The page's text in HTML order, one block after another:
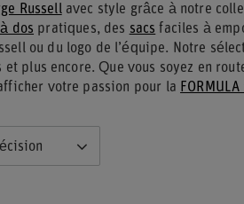
Russellavec style grâce à notre
dos pratiques, des sacs faciles à
ou du logo de l’équipe. Notre
plus encore. Que vous soyez en
votre passion pour la FORMULA